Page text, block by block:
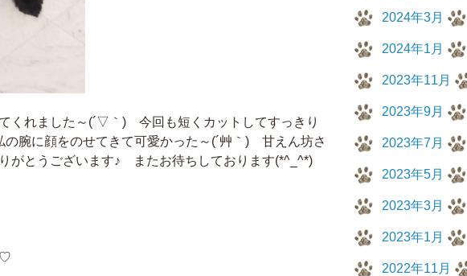
くれました～(´▽｀) 今回も短くカットしてすっきり
腕に顔をのせてきて可愛かった～(´艸｀) 甘えん坊さ
とうございます♪ またお待ちしております(*^_^*)
♡
2024年3月
2024年1月
2023年11月
2023年9月
2023年7月
2023年5月
2023年3月
2023年1月
2022年11月